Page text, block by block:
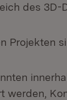
des 3D-
Projekten
werden,